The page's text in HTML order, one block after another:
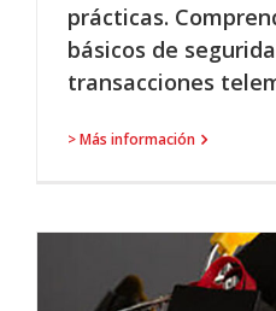
prácticas.
básicos de
transacciones
> Más información